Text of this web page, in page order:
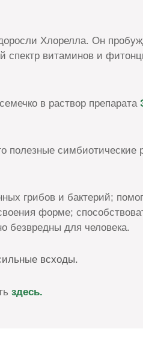
Хлорелла. Он
витаминов и
в раствор препарата
полезные
грибов и бактерий;
форме;
безвредны для человека.
всходы.
здесь.